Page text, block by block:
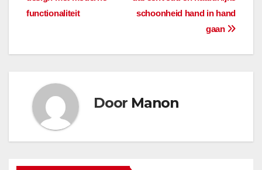
schoonheid hand in hand
gaan
functionaliteit
Door Manon